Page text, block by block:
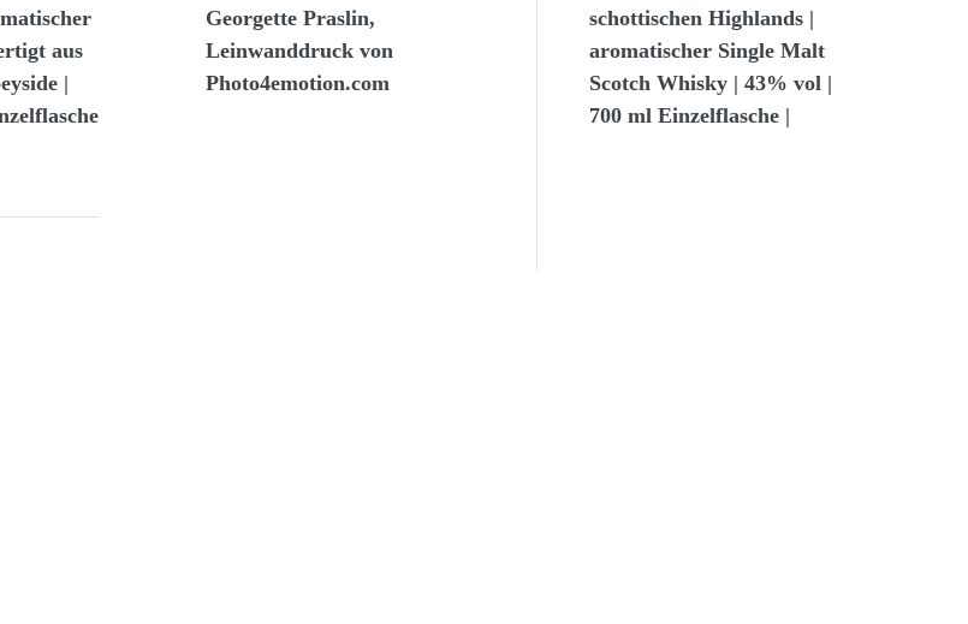
aus
|
Georgette Praslin,
Leinwanddruck von
Photo4emotion.com
schottischen Highlands |
aromatischer Single Malt
Scotch Whisky | 43% vol |
700 ml Einzelflasche |